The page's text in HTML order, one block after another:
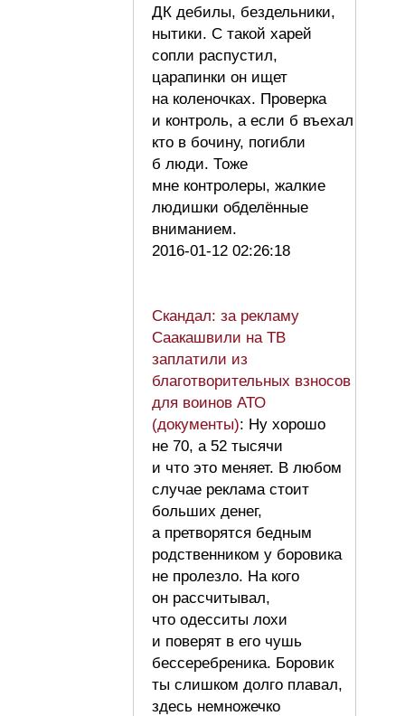
ДК дебилы, бездельники,
нытики. С такой харей
сопли распустил,
царапинки он ищет
на коленочках. Проверка
и контроль, а если б въехал
кто в бочину, погибли
б люди. Тоже
мне контролеры, жалкие
людишки обделённые
вниманием.
2016-01-12 02:26:18
Скандал: за рекламу
Саакашвили на ТВ
заплатили из
благотворительных взносов
для воинов АТО
(документы): Ну хорошо
не 70, а 52 тысячи
и что это меняет. В любом
случае реклама стоит
больших денег,
а претворятся бедным
родственником у боровика
не пролезло. На кого
он рассчитывал,
что одесситы лохи
и поверят в его чушь
бессеребреника. Боровик
ты слишком долго плавал,
здесь немножечко